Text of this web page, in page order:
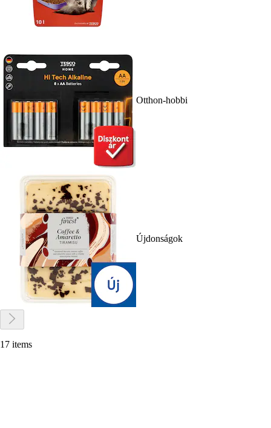
Otthon-hobbi
Újdonságok
17 items